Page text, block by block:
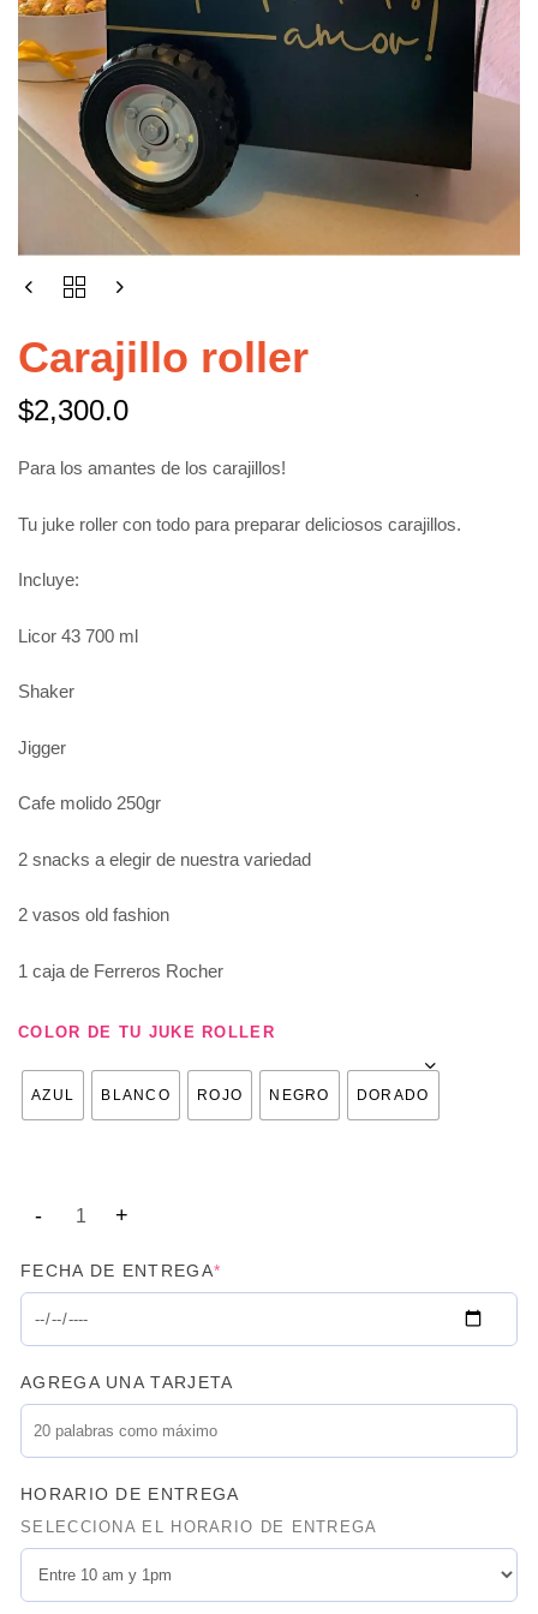
Carajillo roller
$2,300.0
Para los amantes de los carajillos!
Tu juke roller con todo para preparar deliciosos carajillos.
Incluye:
Licor 43 700 ml
Shaker
Jigger
Cafe molido 250gr
2 snacks a elegir de nuestra variedad
2 vasos old fashion
1 caja de Ferreros Rocher
COLOR DE TU JUKE ROLLER
AZUL BLANCO ROJO NEGRO DORADO
FECHA DE ENTREGA*
AGREGA UNA TARJETA
HORARIO DE ENTREGA
SELECCIONA EL HORARIO DE ENTREGA